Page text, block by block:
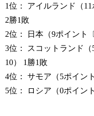
1位： アイルランド（11
2勝1敗
2位： 日本（9ポイント
3位： スコットランド
10） 1勝1敗
4位： サモア（5ポイン
5位： ロシア（0ポイン